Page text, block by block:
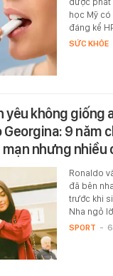
học Mỹ
đáng kể
SỨC KHỎE
yêu không giống
Georgina: 9 năm
nhưng nhiều
Ronaldo
đã bên
trước khi
Nha ngỏ
SPORT -